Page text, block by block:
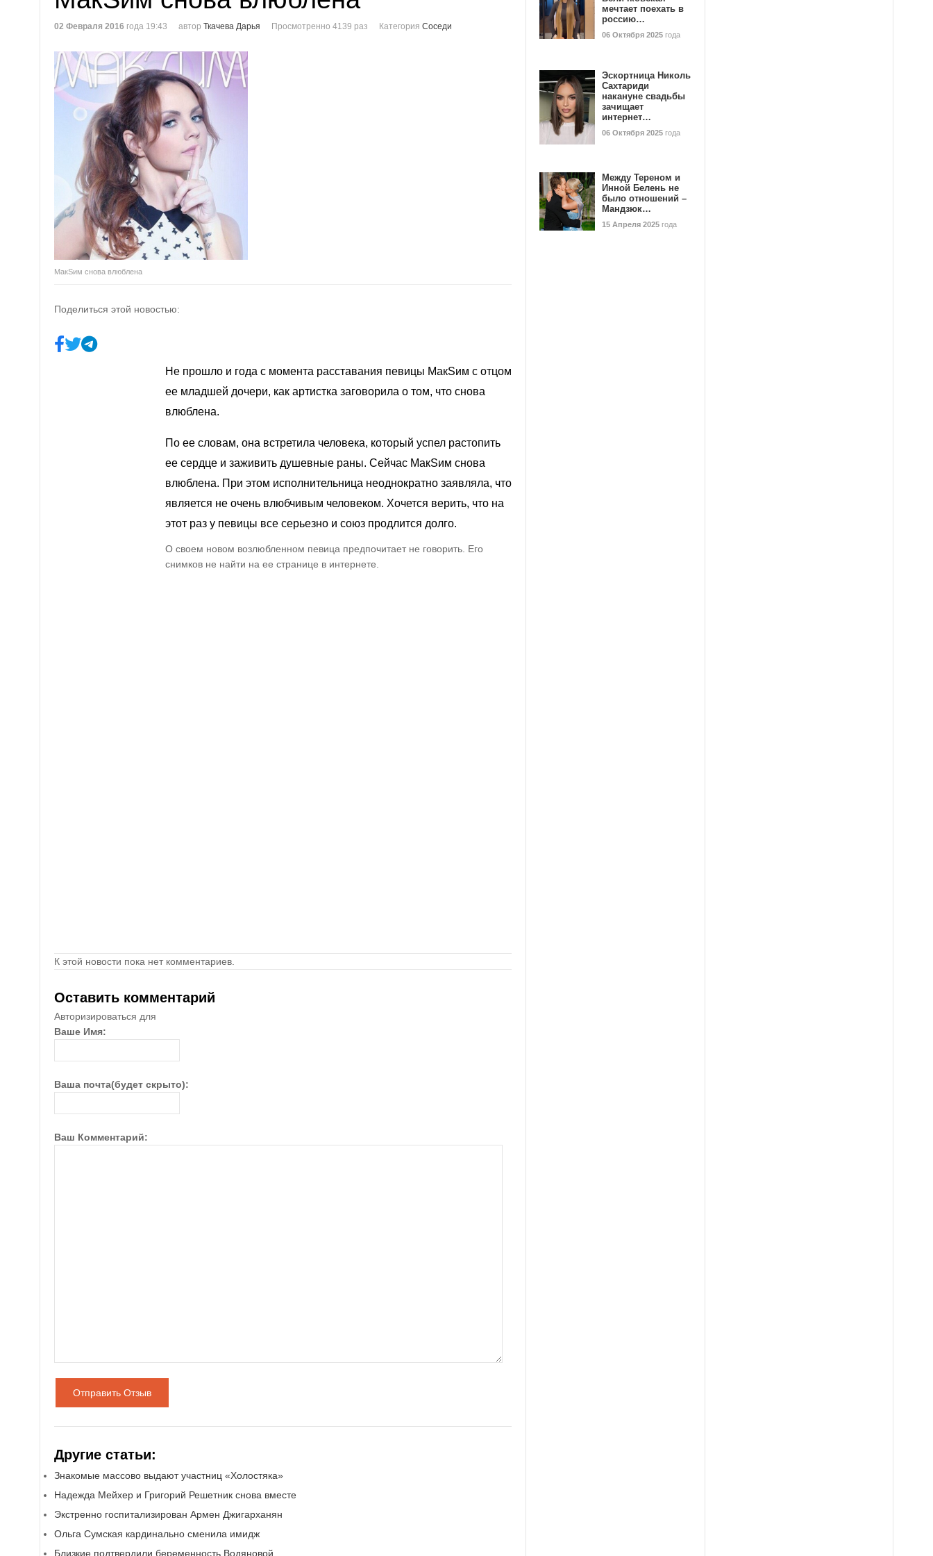
02 Февраля 2016 года 19:43 автор Ткачева Дарья Просмотренно 4139 раз Категория Соседи
МакSим снова влюблена
Поделиться этой новостью:
Не прошло и года с момента расставания певицы МакSим с отцом
ее младшей дочери, как артистка заговорила о том, что снова
влюблена.
По ее словам, она встретила человека, который успел растопить
ее сердце и заживить душевные раны. Сейчас МакSим снова
влюблена. При этом исполнительница неоднократно заявляла, что
является не очень влюбчивым человеком. Хочется верить, что на
этот раз у певицы все серьезно и союз продлится долго.
О своем новом возлюбленном певица предпочитает не говорить. Его
снимков не найти на ее странице в интернете.
К этой новости пока нет комментариев.
Оставить комментарий
Авторизироваться для
Ваше Имя:
Ваша почта(будет скрыто):
Ваш Комментарий:
Отправить Отзыв
Другие статьи:
Знакомые массово выдают участниц «Холостяка»
Надежда Мейхер и Григорий Решетник снова вместе
Экстренно госпитализирован Армен Джигарханян
Ольга Сумская кардинально сменила имидж
Близкие подтвердили беременность Водяновой
мечтает поехать в
россию…
06 Октября 2025 года
Эскортница Николь
Сахтариди
накануне свадьбы
зачищает
интернет…
06 Октября 2025 года
Между Тереном и
Инной Белень не
было отношений –
Мандзюк…
15 Апреля 2025 года